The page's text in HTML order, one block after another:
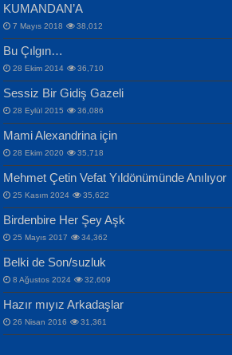
İPEK ACAR SERT
Gazze’nin Şecaati, Ümmetin İmtihanı...
MAHMUT GÜRBÜZ
İbrahim Olmak ve Bitirebilmek...
Selahattin Yıldız
İdrakimle Üşürken...
Songül Özel
Mahzen...
ERDEM BAYAZIT
Sana, Bana, Vatanıma, Ülkemin
İnsanlarına Dair...
NAZIM HİKMET RAN
Bir Cezaevinde, Tecritteki Adamın
Mektupları...
KUMANDAN’A
7 Mayıs 2018 38,012
Bu Çılgın…
28 Ekim 2014 36,710
Sessiz Bir Gidiş Gazeli
28 Eylül 2015 36,086
Mami Alexandrina için
28 Ekim 2020 35,718
Mehmet Çetin Vefat Yıldönümünde Anılıyor
25 Kasım 2024 35,622
Birdenbire Her Şey Aşk
25 Mayıs 2017 34,362
Belki de Son/suzluk
8 Ağustos 2024 32,609
Hazır mıyız Arkadaşlar
26 Nisan 2016 31,361